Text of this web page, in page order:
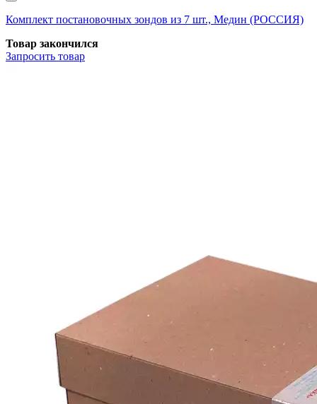
Комплект постановочных зондов из 7 шт., Медин (РОССИЯ)
Товар закончился
Запросить товар